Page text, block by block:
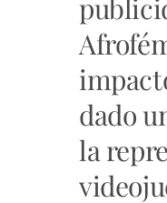
dado
la